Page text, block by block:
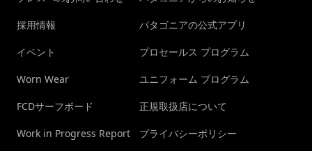
採用情報
イベント
Worn Wear
FCDサーフボード
Work in Progress Report
パタゴニアの公式アプリ
プロセールス プログラム
ユニフォーム プログラム
正規取扱店について
プライバシーポリシー